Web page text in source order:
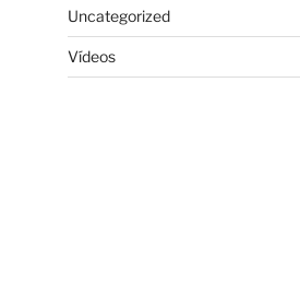
Uncategorized
Vídeos